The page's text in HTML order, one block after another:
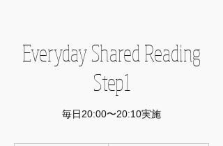
Everyday Shared Reading
Step1
毎日20:00〜20:10実施